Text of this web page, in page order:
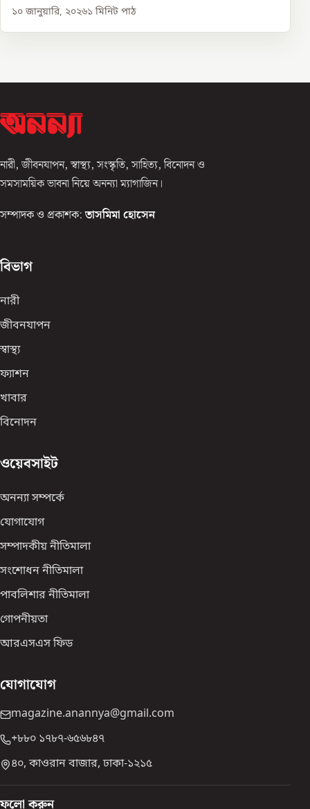
১০ জানুয়ারি, ২০২৬১ মিনিট পাঠ
নারী, জীবনযাপন, স্বাস্থ্য, সংস্কৃতি, সাহিত্য, বিনোদন ও
সমসাময়িক ভাবনা নিয়ে অনন্যা ম্যাগাজিন।
সম্পাদক ও প্রকাশক: তাসমিমা হোসেন
বিভাগ
নারী
জীবনযাপন
স্বাস্থ্য
ফ্যাশন
খাবার
বিনোদন
ওয়েবসাইট
অনন্যা সম্পর্কে
যোগাযোগ
সম্পাদকীয় নীতিমালা
সংশোধন নীতিমালা
পাবলিশার নীতিমালা
গোপনীয়তা
আরএসএস ফিড
যোগাযোগ
magazine.anannya@gmail.com
+৮৮০ ১৭৮৭-৬৫৬৮৪৭
৪০, কাওরান বাজার, ঢাকা-১২১৫
ফলো করুন